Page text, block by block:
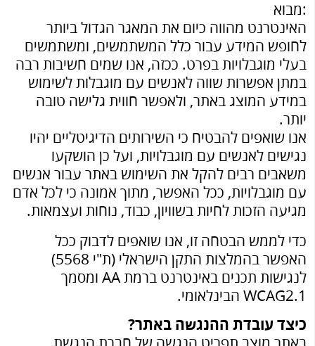
:מבוא
האינטרנט מהווה כיום את המאגר הגדול ביותר
לחופש המידע עבור כלל המשתמשים, ומשתמשים
בעלי מוגבלויות בפרט. ככזה, אנו שמים חשיבות רבה
במתן אפשרות שווה לאנשים עם מוגבלות לשימוש
במידע המוצג באתר, ולאפשר חווית גלישה טובה
יותר.
אנו שואפים להבטיח כי השירותים הדיגיטליים יהיו
נגישים לאנשים עם מוגבלויות, ועל כן הושקעו
משאבים רבים להקל את השימוש באתר עבור אנשים
עם מוגבלויות, ככל האפשר, מתוך אמונה כי לכל אדם
מגיעה הזכות לחיות בשוויון, כבוד, נוחות ועצמאות.
כדי לממש הבטחה זו, אנו שואפים לדבוק ככל
האפשר בהמלצות התקן הישראלי (ת"י 5568)
לנגישות תכנים באינטרנט ברמת AA ומסמך
WCAG2.1 הבינלאומי.
כיצד עובדת ההנגשה באתר?